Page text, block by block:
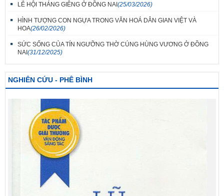
LỄ HỘI THÁNG GIÊNG Ở ĐỒNG NAI(25/03/2026)
HÌNH TƯỢNG CON NGỰA TRONG VĂN HOÁ DÂN GIAN VIỆT VÀ
HOA(26/02/2026)
SỨC SỐNG CỦA TÍN NGƯỠNG THỜ CÚNG HÙNG VƯƠNG Ở ĐỒNG
NAI(31/12/2025)
NGHIÊN CỨU - PHÊ BÌNH